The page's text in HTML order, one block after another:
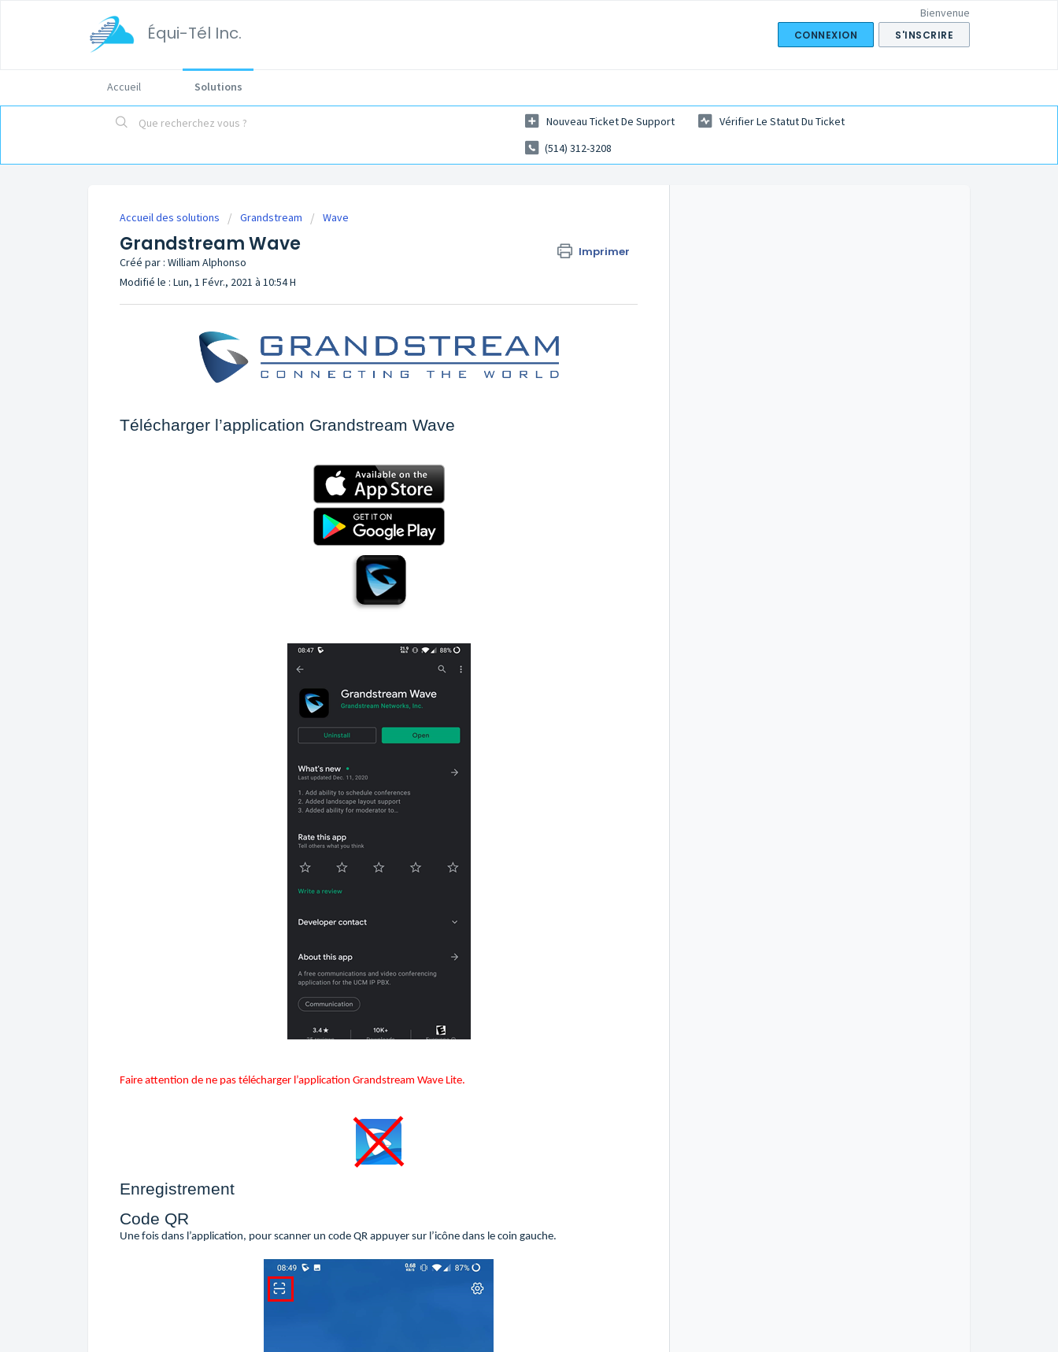
Équi-Tél Inc.
Bienvenue
CONNEXION S'INSCRIRE
Accueil Solutions
Nouveau Ticket De Support
Vérifier Le Statut Du Ticket
(514) 312-3208
Accueil des solutions Grandstream Wave
Grandstream Wave Imprimer
Créé par : William Alphonso
Modifié le : Lun, 1 Févr., 2021 à 10:54 H
Télécharger l’application Grandstream Wave
Faire attention de ne pas télécharger l’application Grandstream Wave Lite.
Enregistrement
Code QR
Une fois dans l’application, pour scanner un code QR appuyer sur l’icône dans le coin gauche.